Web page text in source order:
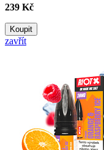
239 Kč
Koupit
zavřít